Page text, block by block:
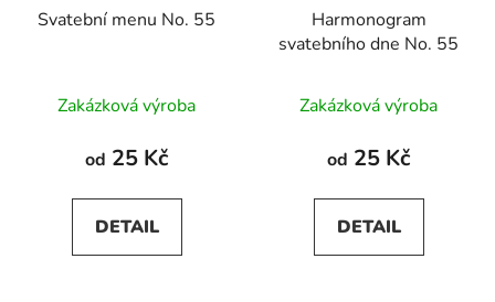
Svatební menu No. 55
Zakázková výroba
od 25 Kč
DETAIL
Harmonogram
svatebního dne No. 55
Zakázková výroba
od 25 Kč
DETAIL